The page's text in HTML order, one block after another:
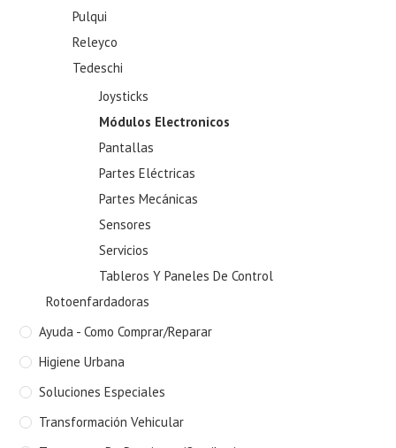
Pulqui
Releyco
Tedeschi
Joysticks
Módulos Electronicos
Pantallas
Partes Eléctricas
Partes Mecánicas
Sensores
Servicios
Tableros Y Paneles De Control
Rotoenfardadoras
Ayuda - Como Comprar/Reparar
Higiene Urbana
Soluciones Especiales
Transformación Vehicular